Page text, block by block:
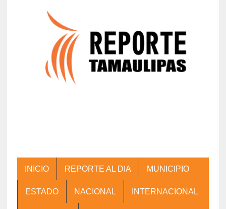
INICIO REPORTE AL DIA MUNICIPIO
ESTADO NACIONAL INTERNACIONAL